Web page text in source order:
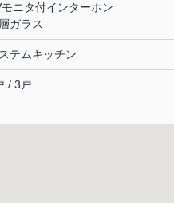
ニタ付インターホン
ガラス
テムキッチン
/ 3戸